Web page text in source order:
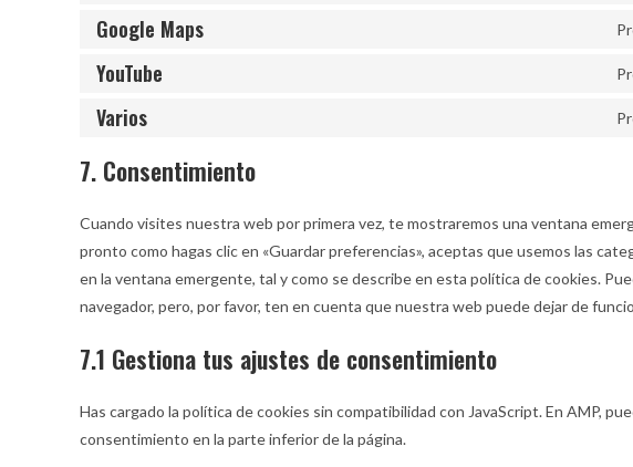
Google Maps
YouTube
Varios
7. Consentimiento
Cuando visites nuestra web por primera vez, te mostraremos una ventana
pronto como hagas clic en «Guardar preferencias», aceptas que usemos las
en la ventana emergente, tal y como se describe en esta política de cookies.
navegador, pero, por favor, ten en cuenta que nuestra web puede dejar de
7.1 Gestiona tus ajustes de consentimiento
Has cargado la política de cookies sin compatibilidad con JavaScript. En AMP,
consentimiento en la parte inferior de la página.